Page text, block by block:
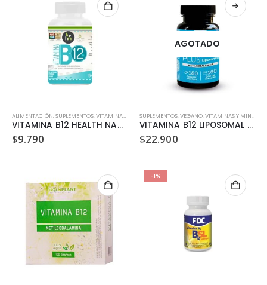
ALIMENTACIÓN,SUPLEMENTOS,VITAMINAS Y MINERALES
VITAMINA B12 HEALTH NATURAL
$9.790
AGOTADO
SUPLEMENTOS,VEGANO,VITAMINAS Y MINERALES
VITAMINA B12 LIPOSOMAL WELLPLUS 180 CAPSULAS
$22.900
-1%